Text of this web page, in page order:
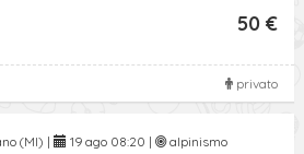
50 €
privato
(MI) | 19 ago 08:20 | alpinismo